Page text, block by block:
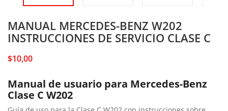
MANUAL MERCEDES-BENZ W202
INSTRUCCIONES DE SERVICIO CLASE C
$10,00
Manual de usuario para Mercedes-Benz
Clase C W202